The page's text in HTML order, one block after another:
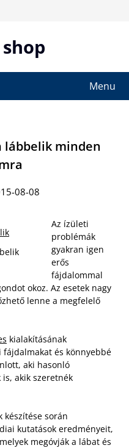
Menu
lábbelik minden
08-08
Az ízületi
problémák
gyakran igen
erős
fájdalommal
okoz. Az esetek nagy
lenne a megfelelő
kialakításának
és könnyebbé
aki hasonló
akik szeretnék
készítése során
kutatások eredményeit,
megóvják a lábat és